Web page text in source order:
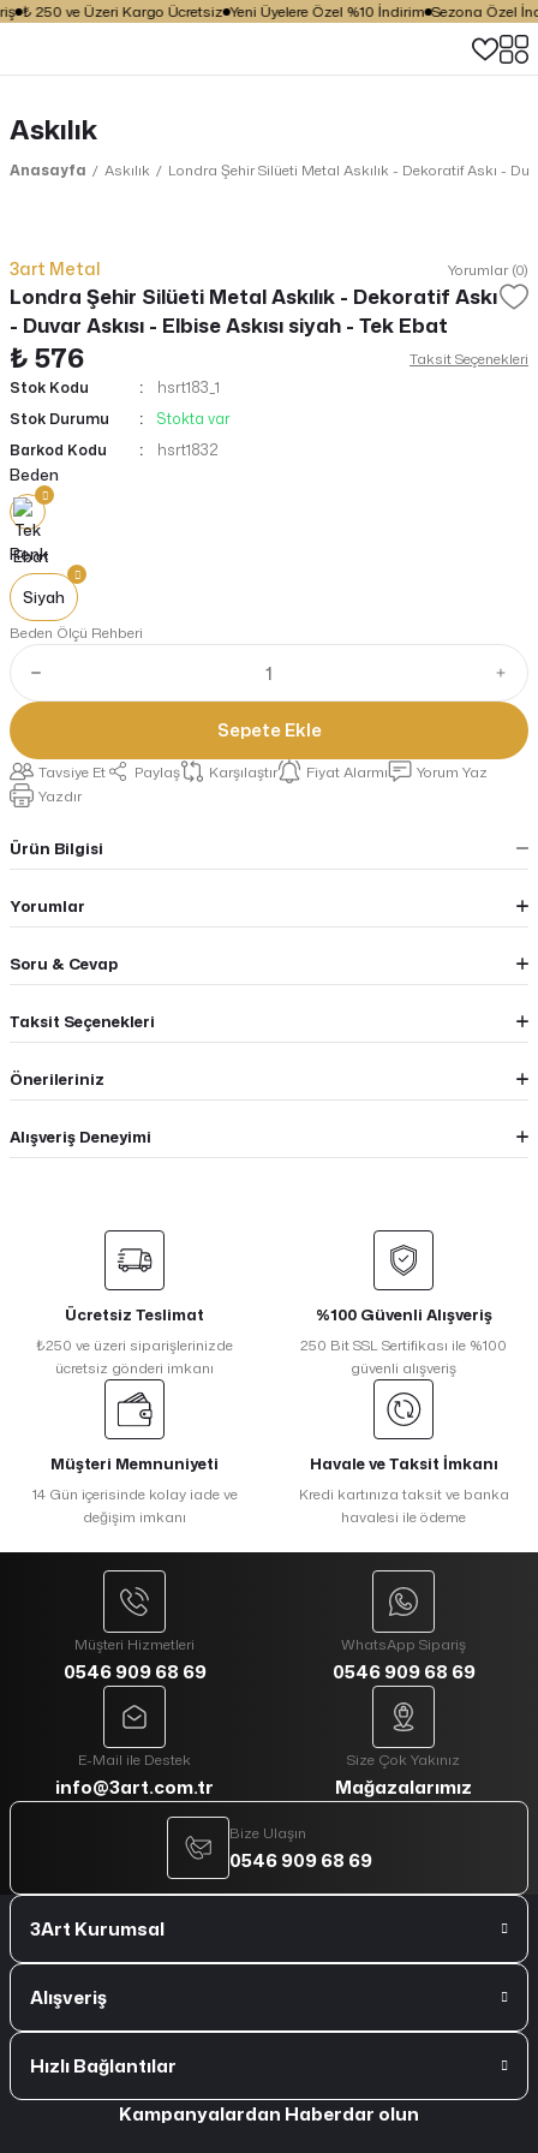
₺ 250 ve Üzeri Kargo Ücretsiz Yeni Üyelere Özel %10 İndirim Sezona Özel
Askılık
Anasayfa Askılık Londra Şehir Silüeti Metal Askılık - Dekoratif Askı -
3art Metal Yorumlar (0)
Londra Şehir Silüeti Metal Askılık - Dekoratif Askı
- Duvar Askısı - Elbise Askısı siyah - Tek Ebat
₺ 576
Taksit Seçenekleri
Stok Kodu
hsrt183_1
Stok Durumu
Stokta var
Barkod Kodu
hsrt1832
Beden
Renk
Siyah
Beden Ölçü Rehberi
Sepete Ekle
Tavsiye Et Paylaş Karşılaştır Fiyat Alarmı
Yorum Yaz
Yazdır
Ürün Bilgisi
Yorumlar
Soru & Cevap
Taksit Seçenekleri
Önerileriniz
Alışveriş Deneyimi
Ücretsiz Teslimat
₺250 ve üzeri siparişlerinizde
ücretsiz gönderi imkanı
%100 Güvenli Alışveriş
250 Bit SSL Sertifikası ile %100
güvenli alışveriş
Müşteri Memnuniyeti
14 Gün içerisinde kolay iade ve
değişim imkanı
Havale ve Taksit İmkanı
Kredi kartınıza taksit ve banka
havalesi ile ödeme
Müşteri Hizmetleri
0546 909 68 69
WhatsApp Sipariş
0546 909 68 69
E-Mail ile Destek
info@3art.com.tr
Size Çok Yakınız
Mağazalarımız
Bize Ulaşın
0546 909 68 69
3Art Kurumsal
Alışveriş
Hızlı Bağlantılar
Kampanyalardan Haberdar olun